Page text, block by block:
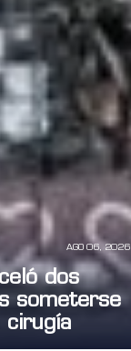
AGO 06, 2026
dos
someterse
cirugía